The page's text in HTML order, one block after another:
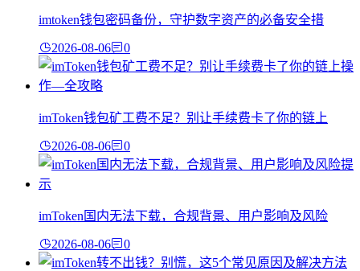
imtoken钱包密码备份，守护数字资产的必备安全措
2026-08-06 0
imToken钱包矿工费不足？别让手续费卡了你的链上
2026-08-06 0
imToken国内无法下载，合规背景、用户影响及风险
2026-08-06 0